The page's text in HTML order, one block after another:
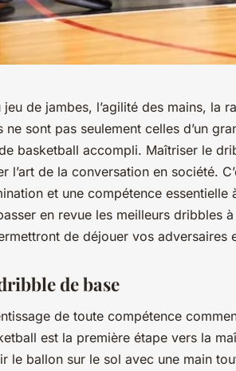
jeu de jambes, l’agilité des mains, la
ne sont pas seulement celles d’un
basketball accompli. Maîtriser le
l’art de la conversation en société.
et une compétence essentielle
en revue les meilleurs dribbles
de déjouer vos adversaires
de base
de toute compétence
est la première étape vers la
le ballon sur le sol avec une main